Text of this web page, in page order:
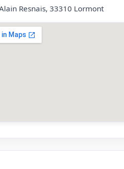
Resnais, 33310 Lormont